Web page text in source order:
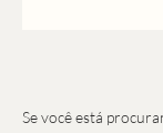
Se você está